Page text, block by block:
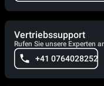
Vertriebssupport
Rufen Sie unsere Experten
+41 0764028252